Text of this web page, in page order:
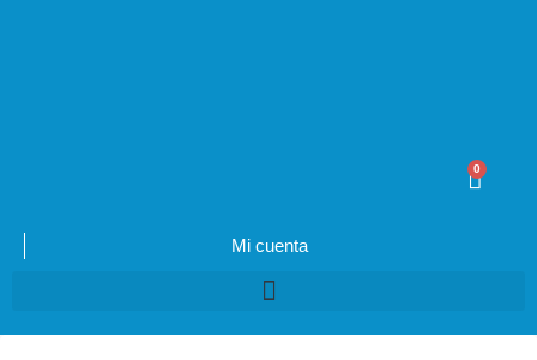
0
Mi cuenta